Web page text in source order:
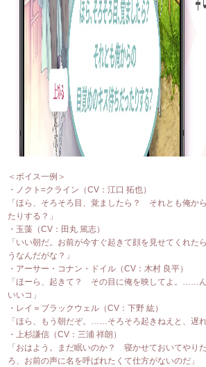
＜ボイス一例＞
・ノクト=クライン（CV：江口 拓也）
「ほら、そろそろ目、覚ましたら？ それとも俺か
たりする？」
・玉藻（CV：田丸 篤志）
「いい朝だ。お前が今すぐ起きて顔を見せてくれた
うなんだがな？」
・アーサー・コナン・ドイル（CV：木村 良平）
「ほーら、起きて？ その目に俺を映してよ。……
いいコ」
・レイ＝ブラックウェル（CV：下野 紘）
「ほら、もう朝だぞ。……そろそろ起きねえと、遅
・上杉謙信（CV：三浦 祥朗）
「おはよう。まだ眠いのか？ 寝かせておいてや
ろ、お前の声に名を呼ばれたくて仕方がないのだ」